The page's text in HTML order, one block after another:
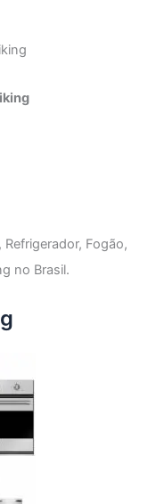
Fogão,
no Brasil.